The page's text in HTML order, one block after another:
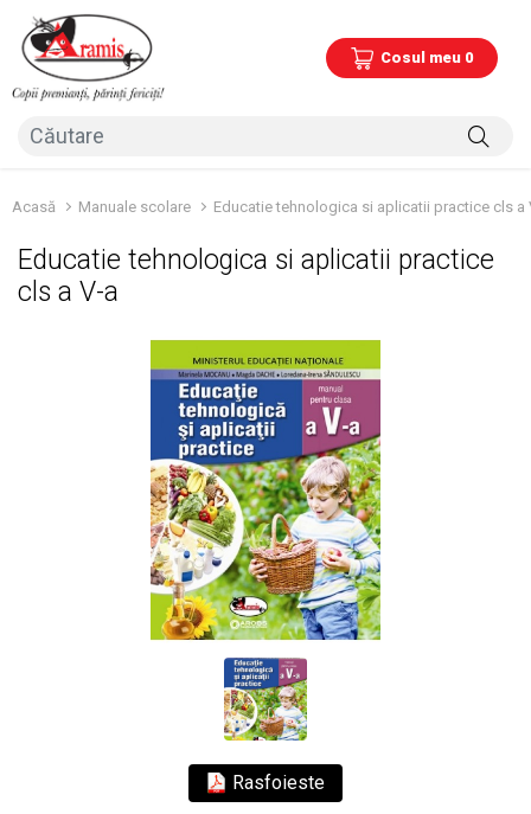
Cosul meu 0
Acasă Manuale scolare Educatie tehnologica si aplicatii practice cls a
Educatie tehnologica si aplicatii practice
cls a V-a
Rasfoieste